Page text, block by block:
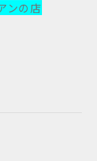
ンの店